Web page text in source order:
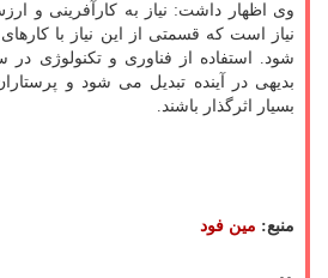
وی اظهار داشت: نیاز به کارآفرینی و
نیاز است که قسمتی از این نیاز با
شود. استفاده از فناوری و تکنولوژی
بدیهی در آینده تبدیل می شود و
بسیار اثرگذار باشند.
منبع: مین فود